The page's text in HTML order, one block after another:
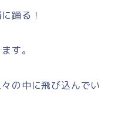
踊る！
す。
の中に飛び込んでい